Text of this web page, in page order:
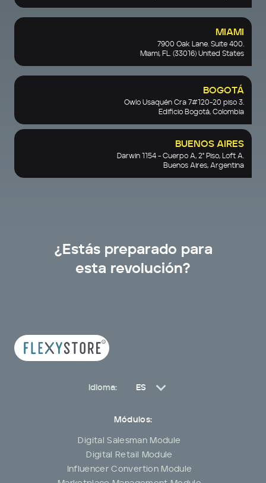
MIAMI
7900 Oak Lane. Suite 400.
Miami, FL. (33016) United States
BOGOTÁ
Owlo Usaquén Cra 7#120-20 piso 3.
Ediﬁcio Bogotá, Colombia
BUENOS AIRES
Darwin 1154 - Cuerpo A, 2º Piso, Loft A.
Buenos Aires, Argentina
¿Estás preparado para
esta revolución?
Idioma: ES
En
Módulos:
Digital Salesman Module
Digital Retail Module
Influencer Convertion Module